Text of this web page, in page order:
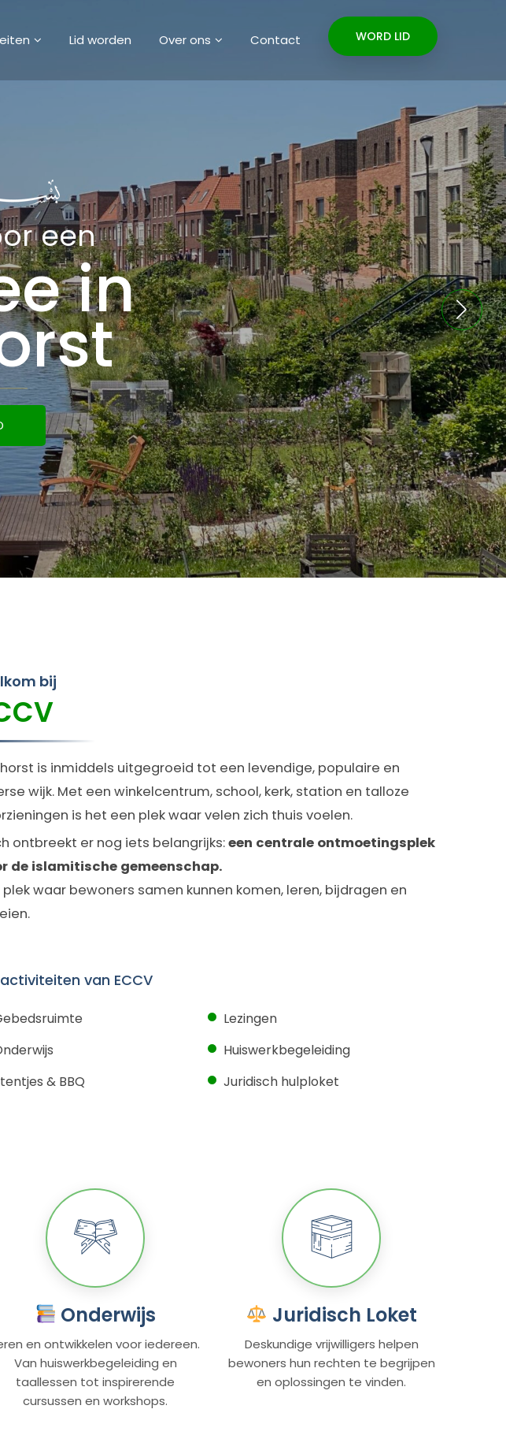
WORD LID
Lid worden Over ons Contact
een
in
bij
is inmiddels uitgegroeid tot een levendige, populaire en
wijk. Met een winkelcentrum, school, kerk, station en talloze
is het een plek waar velen zich thuis voelen.
ontbreekt er nog iets belangrijks:een centrale ontmoetingsplek
de islamitische gemeenschap.
plek waar bewoners samen kunnen komen, leren, bijdragen en
van ECCV
Lezingen
Huiswerkbegeleiding
& BBQ
Juridisch hulploket
Onderwijs
en ontwikkelen voor iedereen.
Van huiswerkbegeleiding en
taallessen tot inspirerende
cursussen en workshops.
Juridisch Loket
Deskundige vrijwilligers helpen
bewoners hun rechten te begrijpen
en oplossingen te vinden.